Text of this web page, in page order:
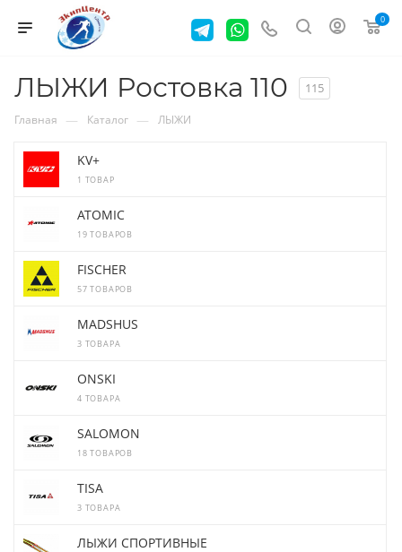
0
ЛЫЖИ Ростовка 110 115
Главная — Каталог — ЛЫЖИ
KV+
1 ТОВАР
ATOMIC
19 ТОВАРОВ
FISCHER
57 ТОВАРОВ
MADSHUS
3 ТОВАРА
ONSKI
4 ТОВАРА
SALOMON
18 ТОВАРОВ
TISA
3 ТОВАРА
ЛЫЖИ СПОРТИВНЫЕ